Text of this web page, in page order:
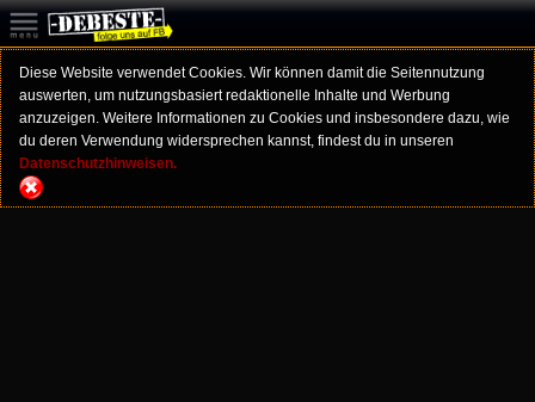
Diese Website verwendet Cookies. Wir können damit die Seitennutzung
auswerten, um nutzungsbasiert redaktionelle Inhalte und Werbung
anzuzeigen. Weitere Informationen zu Cookies und insbesondere dazu, wie
du deren Verwendung widersprechen kannst, findest du in unseren
Datenschutzhinweisen.